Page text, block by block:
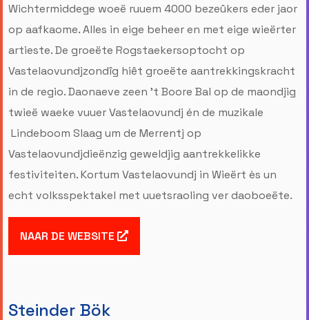
Wichtermiddege woeë ruuem 4000 bezeûkers eder jaor
op aafkaome. Alles in eige beheer en met eige wieërter
artieste. De groeëte Rogstaekersoptocht op
Vastelaovundjzondîg hiêt groeëte aantrekkingskracht
in de regio. Daonaeve zeen ’t Boore Bal op de maondjig
twieë waeke vuuer Vastelaovundj én de muzikale
Lindeboom Slaag um de Merrentj op
Vastelaovundjdieënzig geweldjig aantrekkelikke
festiviteiten. Kortum Vastelaovundj in Wieërt ès un
echt volksspektakel met uuetsraoling ver daoboeëte.
NAAR DE WEBSITE
Steinder Bök